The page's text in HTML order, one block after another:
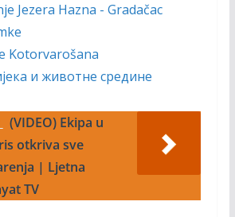
Jezera Hazna - Gradačac
Kotorvarošana
и животне средине
(VIDEO) Ekipa u
otkriva sve
| Ljetna
TV